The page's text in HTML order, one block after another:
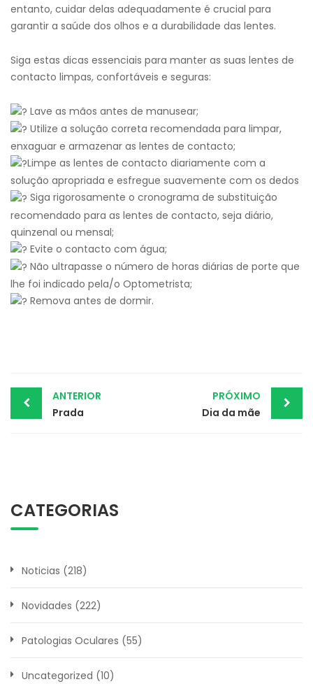
entanto, cuidar delas adequadamente é crucial para
garantir a saúde dos olhos e a durabilidade das lentes.
Siga estas dicas essenciais para manter as suas lentes de
contacto limpas, confortáveis e seguras:
Lave as mãos antes de manusear;
Utilize a solução correta recomendada para limpar,
enxaguar e armazenar as lentes de contacto;
Limpe as lentes de contacto diariamente com a
solução apropriada e esfregue suavemente com os dedos
Siga rigorosamente o cronograma de substituição
recomendado para as lentes de contacto, seja diário,
quinzenal ou mensal;
Evite o contacto com água;
Não ultrapasse o número de horas diárias de porte que
lhe foi indicado pela/o Optometrista;
Remova antes de dormir.
Post
navigation
ANTERIOR
Prada
PRÓXIMO
Dia da mãe
CATEGORIAS
Noticias (218)
Novidades (222)
Patologias Oculares (55)
Uncategorized (10)